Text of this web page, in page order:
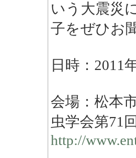
いう大震災
子をぜひお
日時：2011
会場：松本
虫学会第71
http://